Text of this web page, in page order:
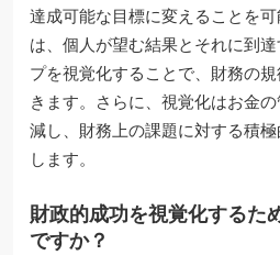
達成可能な目標に変えることを
は、個人が望む結果とそれに到
プを視覚化することで、財務の
きます。さらに、視覚化はお金
減し、財務上の課題に対する積
します。
財政的成功を視覚化するた
ですか？